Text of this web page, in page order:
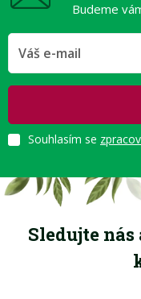
Budeme
Souhlasím se
Sledujte